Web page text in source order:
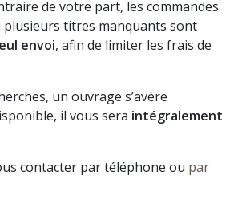
de votre part, les commandes
titres manquants sont
envoi, afin de limiter les frais de
un ouvrage s’avère
il vous sera intégralement
contacter par téléphone ou par